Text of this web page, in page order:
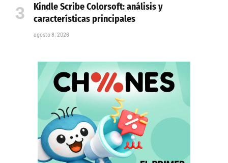
Kindle Scribe Colorsoft: análisis y
características principales
agosto 8, 2026